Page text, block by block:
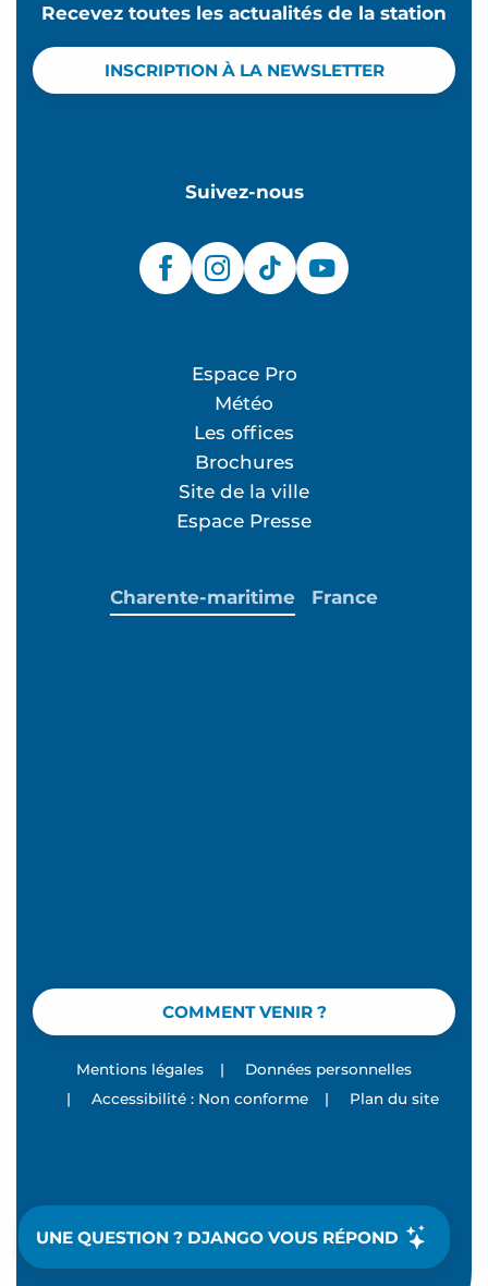
UNE QUESTION ? DJANGO VOUS RÉPOND
Recevez toutes les actualités de la station
INSCRIPTION À LA NEWSLETTER
Suivez-nous
Espace Pro
Météo
Les offices
Brochures
Site de la ville
Espace Presse
COMMENT VENIR ?
Charente-maritime France
Mentions légales |
Données personnelles
|
Accessibilité : Non conforme | Plan du site